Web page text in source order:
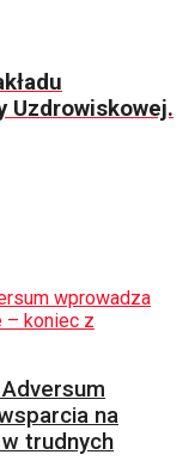
Uzdrowiskowej.
na
trudnych